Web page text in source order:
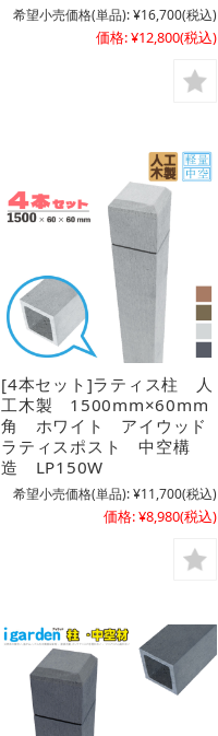
希望小売価格(単品):¥16,700(税込)
価格:¥12,800(税込)
[4本セット]ラティス柱 人
工木製 1500mm×60mm
角 ホワイト アイウッド
ラティスポスト 中空構
造 LP150W
希望小売価格(単品):¥11,700(税込)
価格:¥8,980(税込)